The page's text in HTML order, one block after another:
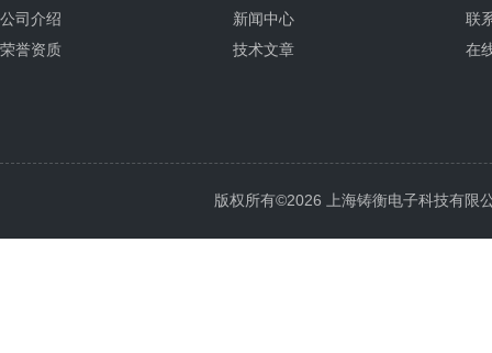
公司介绍
荣誉资质
新闻中心
技术文章
联
在
版权所有©2026 上海铸衡电子科技有